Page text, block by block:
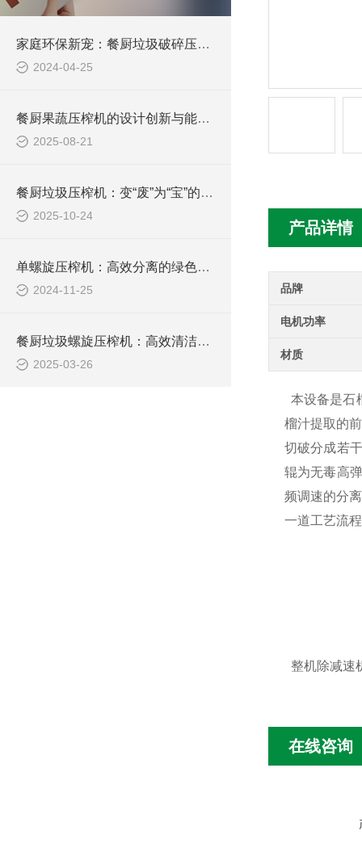
产品详情
品牌
电机功率
材质
本设备是石
榴汁提取的
切破分成若
辊为无毒高
频调速的分
一道工艺流
整机除减速
在线咨询
家庭环保新宠：餐厨垃圾破碎压榨机让生活更美好
2024-04-25
餐厨果蔬压榨机的设计创新与能效提升研究
2025-08-21
餐厨垃圾压榨机：变“废”为“宝”的绿色引擎
2025-10-24
单螺旋压榨机：高效分离的绿色设备
2024-11-25
餐厨垃圾螺旋压榨机：高效清洁，环保生活新选择
2025-03-26